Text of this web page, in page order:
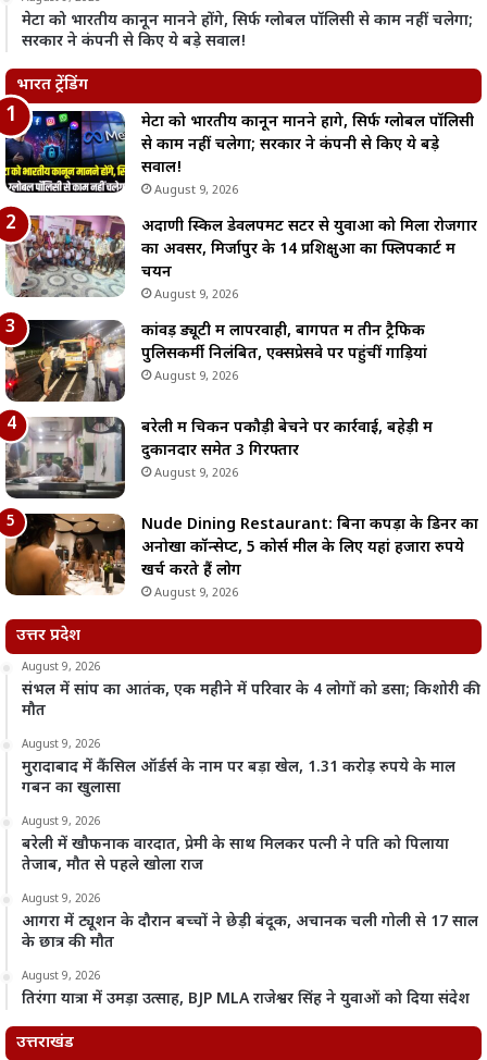
मेटा को भारतीय कानून मानने होंगे, सिर्फ ग्लोबल पॉलिसी से काम नहीं चलेगा;
सरकार ने कंपनी से किए ये बड़े सवाल!
भारत ट्रेंडिंग
मेटा को भारतीय कानून मानने होंगे, सिर्फ ग्लोबल पॉलिसी
से काम नहीं चलेगा; सरकार ने कंपनी से किए ये बड़े
सवाल!
August 9, 2026
अदाणी स्किल डेवलपमेंट सेंटर से युवाओं को मिला रोजगार
का अवसर, मिर्जापुर के 14 प्रशिक्षुओं का फ्लिपकार्ट में
चयन
August 9, 2026
कांवड़ ड्यूटी में लापरवाही, बागपत में तीन ट्रैफिक
पुलिसकर्मी निलंबित, एक्सप्रेसवे पर पहुंचीं गाड़ियां
August 9, 2026
बरेली में चिकन पकौड़ी बेचने पर कार्रवाई, बहेड़ी में
दुकानदार समेत 3 गिरफ्तार
August 9, 2026
Nude Dining Restaurant: बिना कपड़ों के डिनर का
अनोखा कॉन्सेप्ट, 5 कोर्स मील के लिए यहां हजारों रुपये
खर्च करते हैं लोग
August 9, 2026
उत्तर प्रदेश
August 9, 2026
संभल में सांप का आतंक, एक महीने में परिवार के 4 लोगों को डसा; किशोरी की
मौत
August 9, 2026
मुरादाबाद में कैंसिल ऑर्डर्स के नाम पर बड़ा खेल, 1.31 करोड़ रुपये के माल
गबन का खुलासा
August 9, 2026
बरेली में खौफनाक वारदात, प्रेमी के साथ मिलकर पत्नी ने पति को पिलाया
तेजाब, मौत से पहले खोला राज
August 9, 2026
आगरा में ट्यूशन के दौरान बच्चों ने छेड़ी बंदूक, अचानक चली गोली से 17 साल
के छात्र की मौत
August 9, 2026
तिरंगा यात्रा में उमड़ा उत्साह, BJP MLA राजेश्वर सिंह ने युवाओं को दिया संदेश
उत्तराखंड